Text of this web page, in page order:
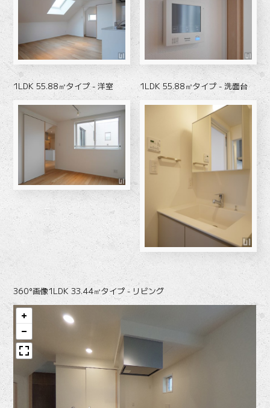
1LDK 55.88㎡タイプ - 洋室 1LDK 55.88㎡タイプ - 洗面台
360°画像1LDK 33.44㎡タイプ - リビング